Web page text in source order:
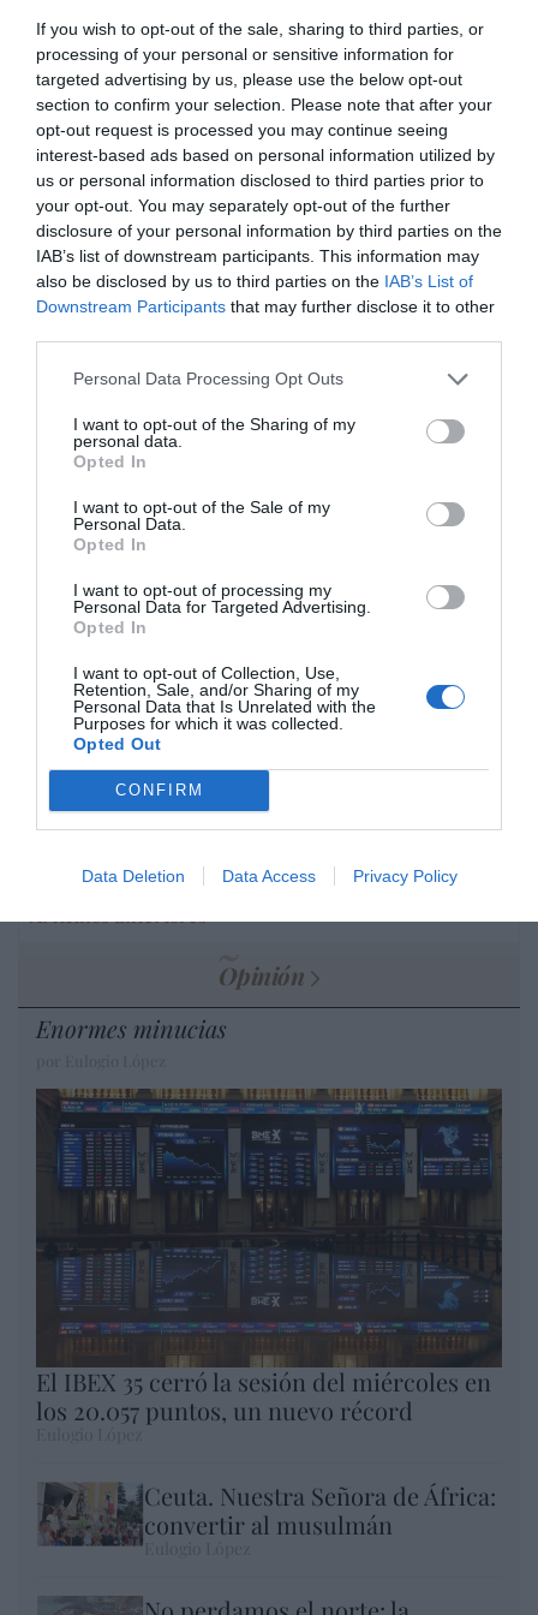
If you wish to opt-out of the sale, sharing to third parties, or
processing of your personal or sensitive information for
targeted advertising by us, please use the below opt-out
section to confirm your selection. Please note that after your
opt-out request is processed you may continue seeing
interest-based ads based on personal information utilized by
us or personal information disclosed to third parties prior to
your opt-out. You may separately opt-out of the further
disclosure of your personal information by third parties on the
IAB’s list of downstream participants. This information may
also be disclosed by us to third parties on the IAB’s List of
Downstream Participants that may further disclose it to other
Personal Data Processing Opt Outs
I want to opt-out of the Sharing of my
personal data.
Opted In
I want to opt-out of the Sale of my
Personal Data.
Opted In
I want to opt-out of processing my
Personal Data for Targeted Advertising.
Opted In
I want to opt-out of Collection, Use,
Retention, Sale, and/or Sharing of my
Personal Data that Is Unrelated with the
Purposes for which it was collected.
Opted Out
CONFIRM
Data Deletion Data Access Privacy Policy
OPINIÓN
“Sánchez es un sinvergüenza que ha
abandonado a su país, porque Ceuta es
España. Tenemos un Gobierno en
connivencia con Marruecos”: acusa una ceutí
Hispanidad
SOCIEDAD
Ceuta y Melilla, las dos columnas de Hércules
Eulogio López 06/08/26 07:58
Marcelo Gullo: “El trabajo de desmitificar la
historia, de poner la verdadera, de
desmontar la falsificación, es un trabajo
cristiano"
Artículos anteriores
DIARIO DE LA CORRUPCIÓN SANCHISTA
Diario de la corrupción sanchista. Bolaños
se reunió en el año 2025 hasta seis veces
con Zapatero, mientras se desarrollaba la
investigación judicial sobre la aerolínea
Plus Ultra
por Redacción
Opinión
Enormes minucias
El IBEX 35 cerró la sesión del miércoles en
los 20.057 puntos, un nuevo récord
Ceuta. Nuestra Señora de África:
convertir al musulmán